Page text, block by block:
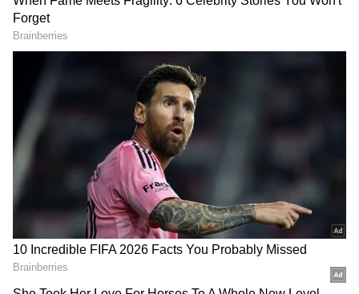
ట్రైన్ ఎక్కి అమ్మాయిలు, ఆడవాళ్లను ఏడిపించడమే పనిగా
పెట్టుకుంటారు. ఇలాంటి వాళ్లతో ఎప్పుడూ ఇబ్బందే. వారిని
ఆపడానికి ప్రయత్నిస్తే వారితో కూడా గొడవ పెట్టుకుంటారు.
ఇలాంటి సమస్యల నుంచి మిమ్మల్ని మీరు
కాపాడుకోవాలంటే ఒక రైల్వే నంబర్ ఉంది. ఆ నంబర్ కు
వాట్సాప్ ద్వారా Hi అని మెసేజ్ పెడితే చాలు. పోలీసులు
గాని, రైల్వే ప్రొటెక్షన్ టీమ్ గాని మీరున్న సీట్ దగ్గరకు వచ్చి
హెల్ప్ చేస్తారు. ఆ నంబర్ ఏంటంటే.. 9881193322.
ఈ నంబర్ కి వాట్సాప్ ద్వారా
మీకు ట్రైన్ లో లభించే సర్వీసులు తెలుపుతూ ఒక రిప్లై
RECOMMENDED STORIES